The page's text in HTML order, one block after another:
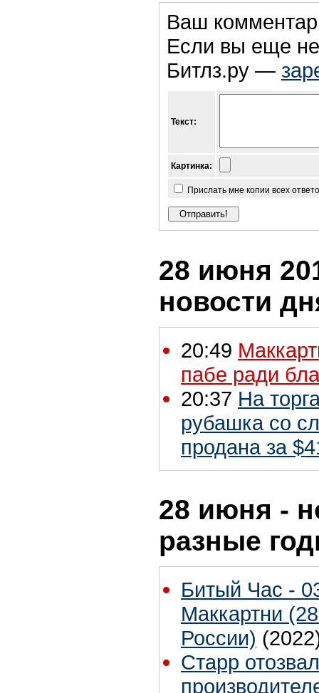
Ваш
Если вы еще не
Битлз.ру —
Текст:
Картинка:
Прислать мне копии всех
28 июня
новости
20:49
пабе ради
20:37 На
рубашка со
продана за
28 июня -
разные
Битый Час -
Маккартни
России)
Старр